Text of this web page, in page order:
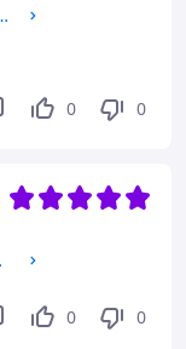
15493 35 размер
0 0
0 0